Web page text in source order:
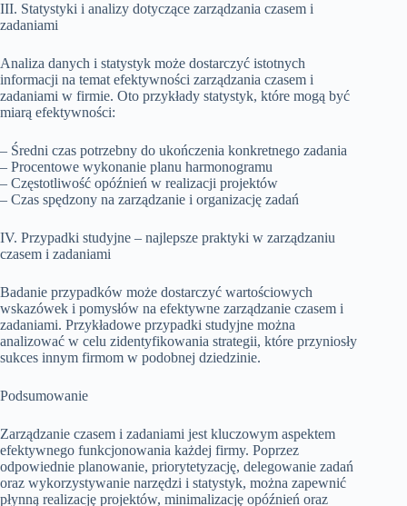
III. Statystyki i analizy dotyczące zarządzania czasem i
zadaniami
Analiza danych i statystyk może dostarczyć istotnych
informacji na temat efektywności zarządzania czasem i
zadaniami w firmie. Oto przykłady statystyk, które mogą być
miarą efektywności:
– Średni czas potrzebny do ukończenia konkretnego zadania
– Procentowe wykonanie planu harmonogramu
– Częstotliwość opóźnień w realizacji projektów
– Czas spędzony na zarządzanie i organizację zadań
IV. Przypadki studyjne – najlepsze praktyki w zarządzaniu
czasem i zadaniami
Badanie przypadków może dostarczyć wartościowych
wskazówek i pomysłów na efektywne zarządzanie czasem i
zadaniami. Przykładowe przypadki studyjne można
analizować w celu zidentyfikowania strategii, które przyniosły
sukces innym firmom w podobnej dziedzinie.
Podsumowanie
Zarządzanie czasem i zadaniami jest kluczowym aspektem
efektywnego funkcjonowania każdej firmy. Poprzez
odpowiednie planowanie, priorytetyzację, delegowanie zadań
oraz wykorzystywanie narzędzi i statystyk, można zapewnić
płynną realizację projektów, minimalizację opóźnień oraz